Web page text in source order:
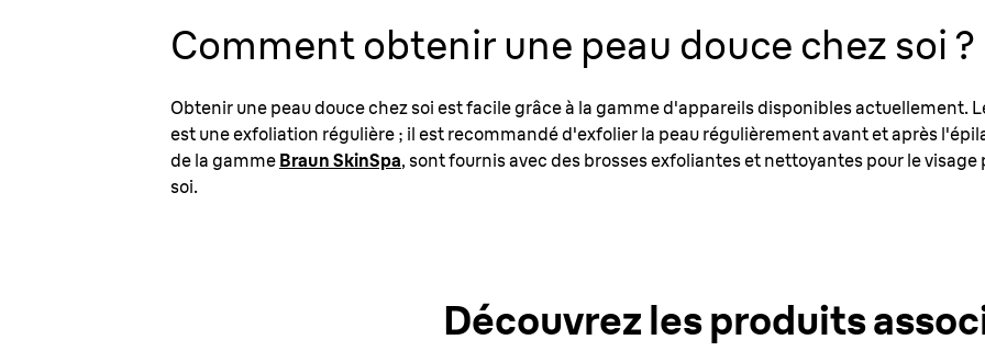
Comment obtenir une peau douce chez soi ?
Obtenir une peau douce chez soi est facile grâce à la gamme d'appareils disponibles actuellement.
est une exfoliation régulière ; il est recommandé d'exfolier la peau régulièrement avant et après
de la gamme Braun SkinSpa, sont fournis avec des brosses exfoliantes et nettoyantes pour le
soi.
Découvrez les produits